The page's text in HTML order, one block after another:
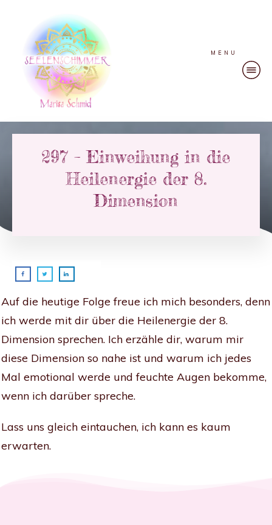
MENU
297 – Einweihung in die
Heilenergie der 8.
Dimension
Auf die heutige Folge freue ich mich besonders, denn
ich werde mit dir über die Heilenergie der 8.
Dimension sprechen. Ich erzähle dir, warum mir
diese Dimension so nahe ist und warum ich jedes
Mal emotional werde und feuchte Augen bekomme,
wenn ich darüber spreche.
Lass uns gleich eintauchen, ich kann es kaum
erwarten.